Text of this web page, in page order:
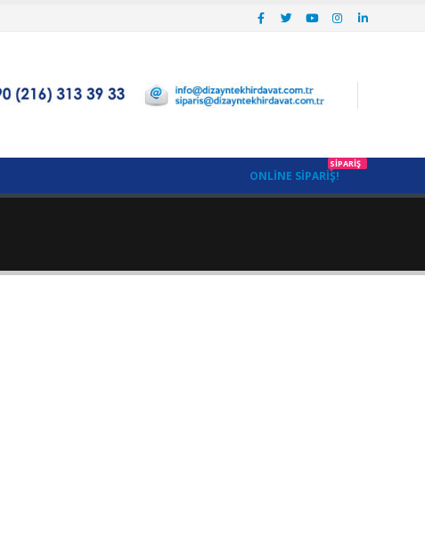
ONLINE SIPARIŞ!
SIPARIŞ